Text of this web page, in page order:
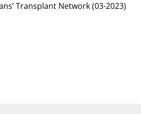
Transplant Network(03-2023)